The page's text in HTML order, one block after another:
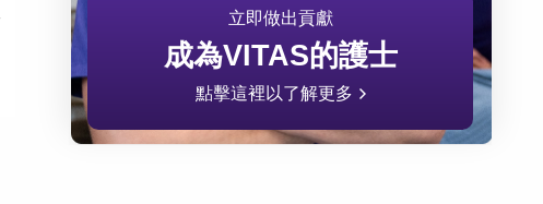
立即做出貢獻
成為VITAS的護士
點擊這裡以了解更多